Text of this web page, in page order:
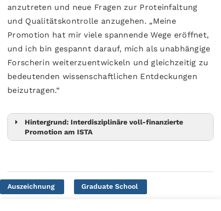
anzutreten und neue Fragen zur Proteinfaltung
und Qualitätskontrolle anzugehen. „Meine
Promotion hat mir viele spannende Wege eröffnet,
und ich bin gespannt darauf, mich als unabhängige
Forscherin weiterzuentwickeln und gleichzeitig zu
bedeutenden wissenschaftlichen Entdeckungen
beizutragen.“
Hintergrund: Interdisziplinäre voll-finanzierte
Promotion am ISTA
Auszeichnung Graduate School